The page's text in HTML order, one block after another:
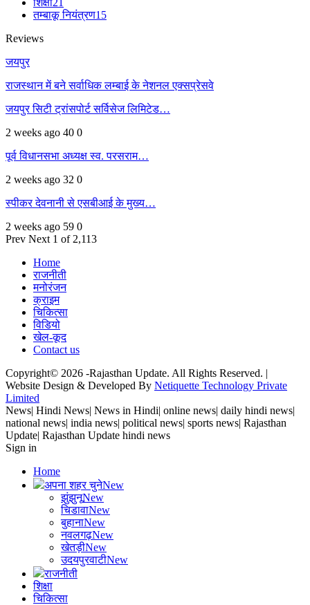
तम्बाकू नियंत्रण15
Reviews
जयपुर
राजस्थान में बने सर्वाधिक लम्बाई के नेशनल एक्सप्रेसवे
जयपुर सिटी ट्रांसपोर्ट सर्विसेज लिमिटेड…
2 weeks ago 40 0
पूर्व विधानसभा अध्यक्ष स्व. परसराम…
2 weeks ago 32 0
स्पीकर देवनानी से एसबीआई के मुख्य…
2 weeks ago 59 0
Prev Next 1 of 2,113
Home
राजनीती
मनोरंजन
क्राइम
चिकित्सा
विडियो
खेल-कूद
Contact us
Copyright© 2026 -Rajasthan Update. All Rights Reserved. |
Website Design & Developed By Netiquette Technology Private
Limited
News| Hindi News| News in Hindi| online news| daily hindi news|
national news| india news| political news| sports news| Rajasthan
Update| Rajasthan Update hindi news
Sign in
Home
अपना शहर चुनेNew
झुंझुनूNew
चिडावाNew
बुहानाNew
नवलगढ़New
खेतड़ीNew
उदयपुरवाटीNew
राजनीती
शिक्षा
चिकित्सा